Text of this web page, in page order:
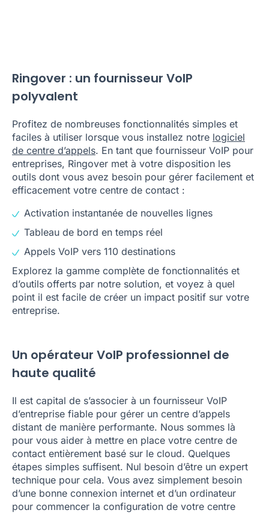
Ringover : un fournisseur VoIP
polyvalent
Profitez de nombreuses fonctionnalités simples et
faciles à utiliser lorsque vous installez notre logiciel
de centre d’appels. En tant que fournisseur VoIP pour
entreprises, Ringover met à votre disposition les
outils dont vous avez besoin pour gérer facilement et
efficacement votre centre de contact :
Activation instantanée de nouvelles lignes
Tableau de bord en temps réel
Appels VoIP vers 110 destinations
Explorez la gamme complète de fonctionnalités et
d’outils offerts par notre solution, et voyez à quel
point il est facile de créer un impact positif sur votre
entreprise.
Un opérateur VoIP professionnel de
haute qualité
Il est capital de s’associer à un fournisseur VoIP
d’entreprise fiable pour gérer un centre d’appels
distant de manière performante. Nous sommes là
pour vous aider à mettre en place votre centre de
contact entièrement basé sur le cloud. Quelques
étapes simples suffisent. Nul besoin d’être un expert
technique pour cela. Vous avez simplement besoin
d’une bonne connexion internet et d’un ordinateur
pour commencer la configuration de votre centre